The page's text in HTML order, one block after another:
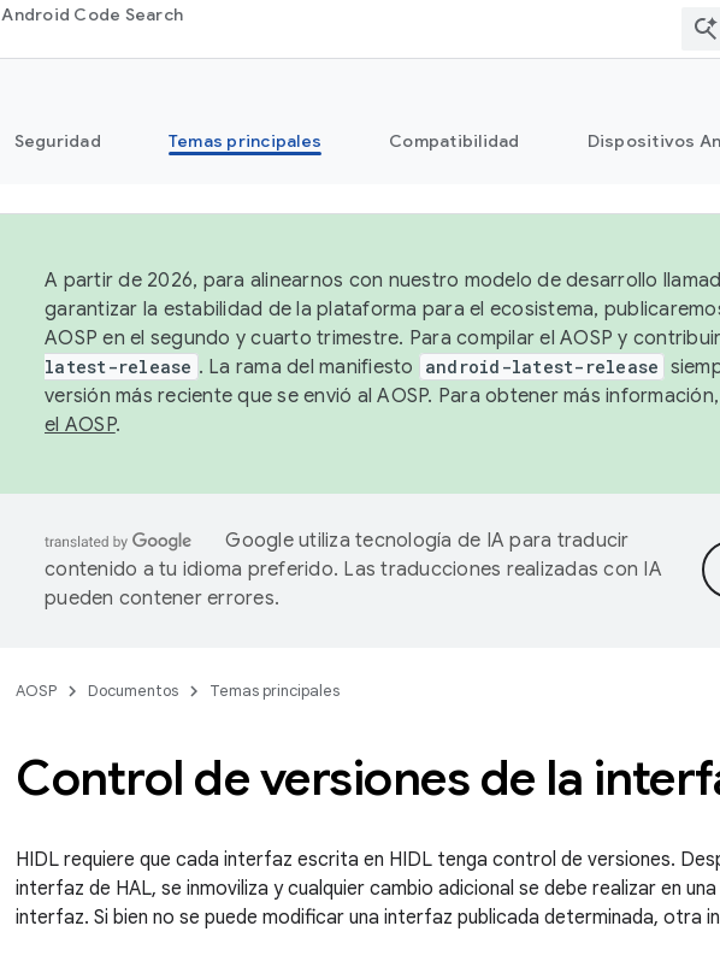
Android Code Search
Seguridad Temas principales Compatibilidad Dispositivos
A partir de 2026, para alinearnos con nuestro modelo de desarrollo
garantizar la estabilidad de la plataforma para el ecosistema,
AOSP en el segundo y cuarto trimestre. Para compilar el AOSP y
latest-release . La rama del manifiesto android-latest-release
versión más reciente que se envió al AOSP. Para obtener más
el AOSP.
Google utiliza tecnología de IA para traducir
contenido a tu idioma preferido. Las traducciones realizadas con IA
pueden contener errores.
AOSP Documentos Temas principales
Control de versiones de la
HIDL requiere que cada interfaz escrita en HIDL tenga control de versiones.
interfaz de HAL, se inmoviliza y cualquier cambio adicional se debe realizar en
interfaz. Si bien no se puede modificar una interfaz publicada determinada, otra